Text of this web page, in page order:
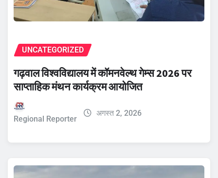
UNCATEGORIZED
गढ़वाल विश्वविद्यालय में कॉमनवेल्थ गेम्स 2026 पर
साप्ताहिक मंथन कार्यक्रम आयोजित
Regional Reporter
अगस्त 2, 2026